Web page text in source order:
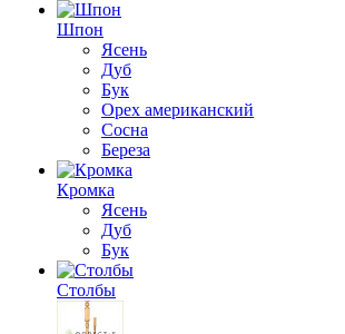
Шпон
Ясень
Дуб
Бук
Орех американский
Сосна
Береза
Кромка
Ясень
Дуб
Бук
Столбы